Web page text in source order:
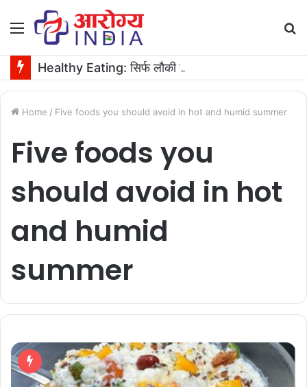
Menu
Home / Five foods you should avoid in hot and humid summer
Five foods you
should avoid in hot
and humid
summer